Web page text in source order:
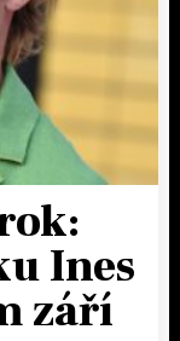
Ines
září